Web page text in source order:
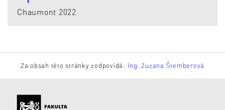
Chaumont 2022
Za obsah této stránky zodpovídá: Ing. Zuzana Štemberová